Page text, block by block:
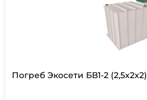
Погреб Экосети БВ1-2 (2,5х2х2)